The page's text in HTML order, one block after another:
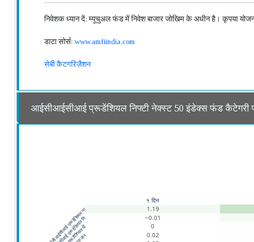
निवेशक ध्यान दें: म्यूचुअल फंड में निवेश बाजार जोखिम के अधीन है। कृपया
डाटा सोर्स: www.amfiindia.com
सेबी कैटगरिज़ैशन
आईसीआईसीआई प्रूडेंशियल निफ्टी नेक्स्ट 50 इंडेक्स फंड कैटेगरी
1.19
−0.01
0
0.02
१ दिन
आईसीआईसीआई प्रूडेंशियल ना